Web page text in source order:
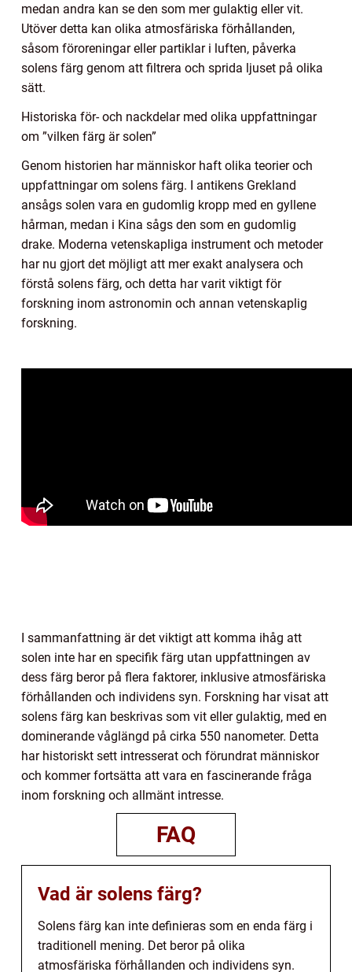
medan andra kan se den som mer gulaktig eller vit.
Utöver detta kan olika atmosfäriska förhållanden,
såsom föroreningar eller partiklar i luften, påverka
solens färg genom att filtrera och sprida ljuset på olika
sätt.
Historiska för- och nackdelar med olika uppfattningar
om ”vilken färg är solen”
Genom historien har människor haft olika teorier och
uppfattningar om solens färg. I antikens Grekland
ansågs solen vara en gudomlig kropp med en gyllene
hårman, medan i Kina sågs den som en gudomlig
drake. Moderna vetenskapliga instrument och metoder
har nu gjort det möjligt att mer exakt analysera och
förstå solens färg, och detta har varit viktigt för
forskning inom astronomin och annan vetenskaplig
forskning.
I sammanfattning är det viktigt att komma ihåg att
solen inte har en specifik färg utan uppfattningen av
dess färg beror på flera faktorer, inklusive atmosfäriska
förhållanden och individens syn. Forskning har visat att
solens färg kan beskrivas som vit eller gulaktig, med en
dominerande våglängd på cirka 550 nanometer. Detta
har historiskt sett intresserat och förundrat människor
och kommer fortsätta att vara en fascinerande fråga
inom forskning och allmänt intresse.
FAQ
Vad är solens färg?
Solens färg kan inte definieras som en enda färg i
traditionell mening. Det beror på olika
atmosfäriska förhållanden och individens syn.